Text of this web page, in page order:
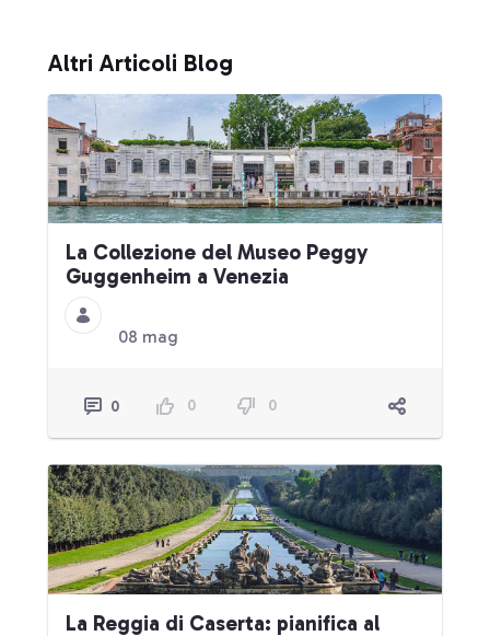
Altri Articoli Blog
La Collezione del Museo Peggy
Guggenheim a Venezia
08 mag
0 0 0
La Reggia di Caserta: pianifica al